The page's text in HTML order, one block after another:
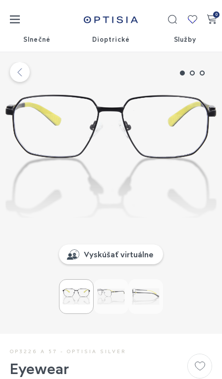
Slnečné Dioptrické Služby
Moja
0
Vyskúšať virtuálne
OP3226 A 57 - OPTISIA SILVER
Eyewear